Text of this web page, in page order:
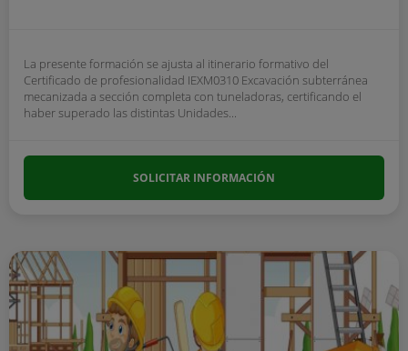
La presente formación se ajusta al itinerario formativo del
Certificado de profesionalidad IEXM0310 Excavación subterránea
mecanizada a sección completa con tuneladoras, certificando el
haber superado las distintas Unidades...
SOLICITAR INFORMACIÓN